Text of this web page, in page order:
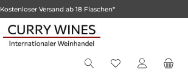
Kostenloser Versand ab 18 Flaschen*